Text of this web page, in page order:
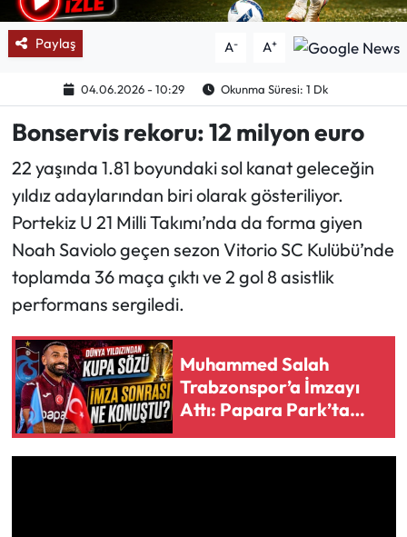
Paylaş A- A+
04.06.2026 - 10:29 Okunma Süresi: 1 Dk
Bonservis rekoru: 12 milyon euro
22 yaşında 1.81 boyundaki sol kanat geleceğin
yıldız adaylarından biri olarak gösteriliyor.
Portekiz U 21 Milli Takımı’nda da forma giyen
Noah Saviolo geçen sezon Vitorio SC Kulübü’nde
toplamda 36 maça çıktı ve 2 gol 8 asistlik
performans sergiledi.
Muhammed Salah
Trabzonspor’a İmzayı
Attı: Papara Park’ta
Tarihi Gece
ASTROLOJİ
Spor Yazıları
Mektup Galeri
Ekonomi
Sağlık
Turizm
Teknoloji